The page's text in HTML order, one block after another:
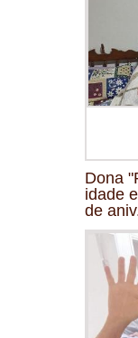
Dona
idade
de